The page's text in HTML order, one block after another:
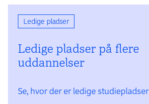
Ledige pladser
Ledige pladser på flere
uddannelser
Se, hvor der er ledige studiepladser